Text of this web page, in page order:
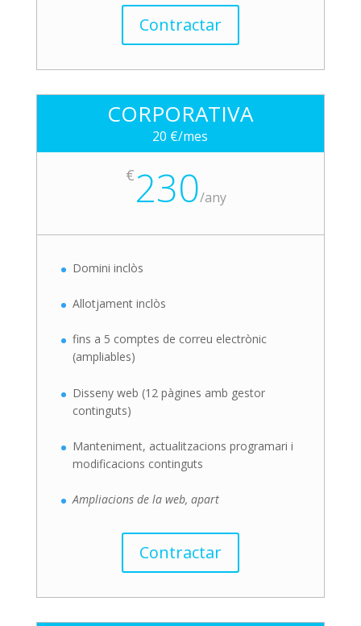
Contractar
CORPORATIVA
20 €/mes
€230/any
Domini inclòs
Allotjament inclòs
fins a 5 comptes de correu electrònic
(ampliables)
Disseny web (12 pàgines amb gestor
continguts)
Manteniment, actualitzacions programari i
modificacions continguts
Ampliacions de la web, apart
Contractar